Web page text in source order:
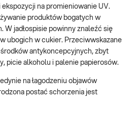
na promieniowanie UV.
produktów bogatych w
W jadłospisie powinny znaleźć się
ubogich w cukier. Przeciwwskazane
antykoncepcyjnych, zbyt
picie alkoholu i palenie papierosów.
na łagodzeniu objawów
postać schorzenia jest